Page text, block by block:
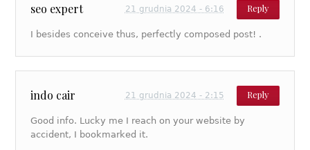
seo expert Reply
21 grudnia 2024 - 6:16
I besides conceive thus, perfectly composed post! .
indo cair Reply
21 grudnia 2024 - 2:15
Good info. Lucky me I reach on your website by
accident, I bookmarked it.